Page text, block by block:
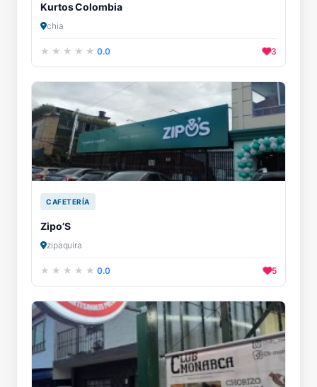
Kurtos Colombia
chia
0.0 3
CAFETERÍA
Zipo’S
zipaquira
0.0 5